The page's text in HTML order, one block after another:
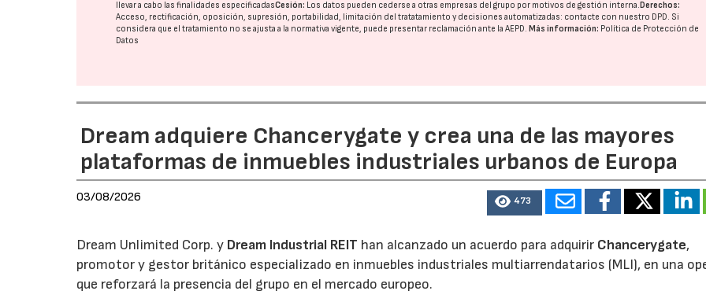
llevar a cabo las finalidades especificadasCesión: Los datos pueden cederse a otras empresas del grupo por motivos de gestión interna. Derechos:
Acceso, rectificación, oposición, supresión, portabilidad, limitación del tratatamiento y decisiones automatizadas: contacte con nuestro DPD. Si
considera que el tratamiento no se ajusta a la normativa vigente, puede presentar reclamación ante laAEPD. Más información: Política de Protección de
Datos
Dream adquiere Chancerygate y crea una de las mayores
plataformas de inmuebles industriales urbanos de Europa
03/08/2026 473
Dream Unlimited Corp. y Dream Industrial REIT han alcanzado un acuerdo para adquirir Chancerygate,
promotor y gestor británico especializado en inmuebles industriales multiarrendatarios (MLI), en una
que reforzará la presencia del grupo en el mercado europeo.